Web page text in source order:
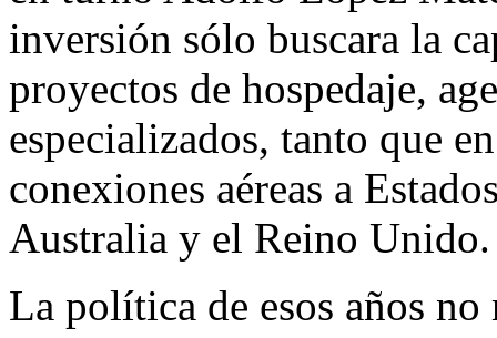
inversión sólo buscara la
proyectos de hospedaje,
especializados, tanto que
conexiones aéreas a
Australia y el Reino Unido.
La política de esos años no